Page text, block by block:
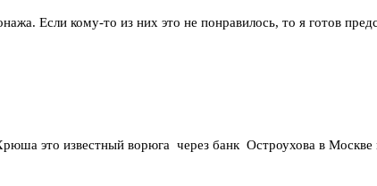
Если кому-то из них это не понравилось, то я готов
это известный ворюга через банк Остроухова в